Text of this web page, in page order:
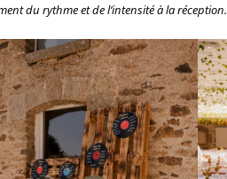
du rythme et de l’intensité à la réception.